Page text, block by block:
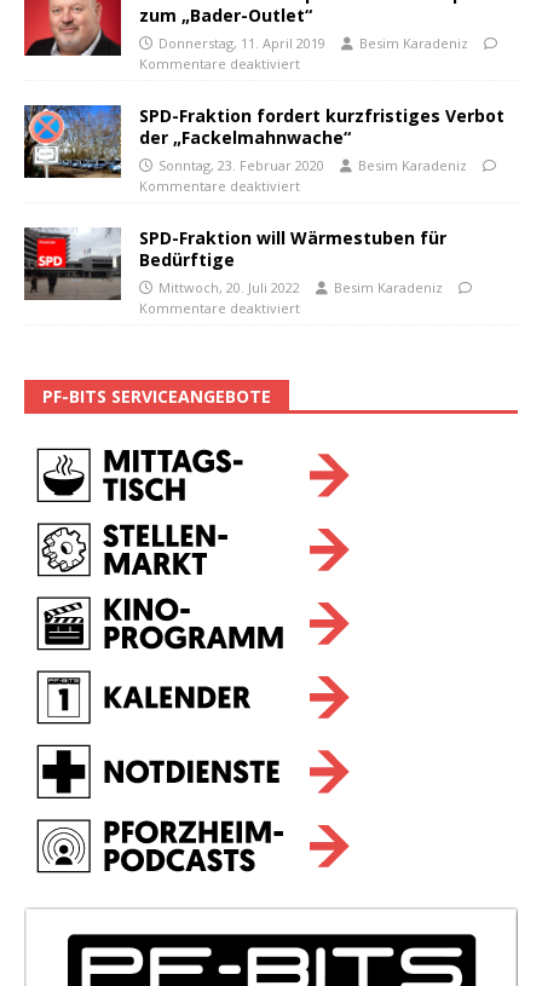
zum „Bader-Outlet“
Donnerstag, 11. April 2019
Besim Karadeniz
Kommentare deaktiviert
SPD-Fraktion fordert kurzfristiges Verbot
der „Fackelmahnwache“
Sonntag, 23. Februar 2020
Besim Karadeniz
Kommentare deaktiviert
SPD-Fraktion will Wärmestuben für
Bedürftige
Mittwoch, 20. Juli 2022
Besim Karadeniz
Kommentare deaktiviert
PF-BITS SERVICEANGEBOTE